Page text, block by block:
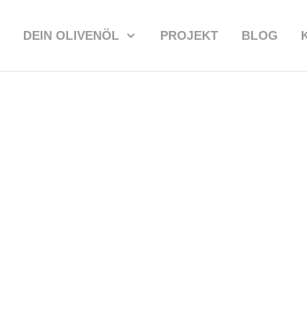
DEIN OLIVENÖL PROJEKT BLOG